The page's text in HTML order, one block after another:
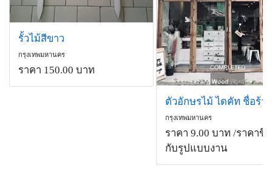
รั้วไม้สีขาว
กรุงเทพมหานคร
ราคา 150.00 บาท
ตัวอักษรไม้ ไดคัท ชื่อร้า
กรุงเทพมหานคร
ราคา 9.00 บาท /ราคาขึ้
กับรูปแบบงาน